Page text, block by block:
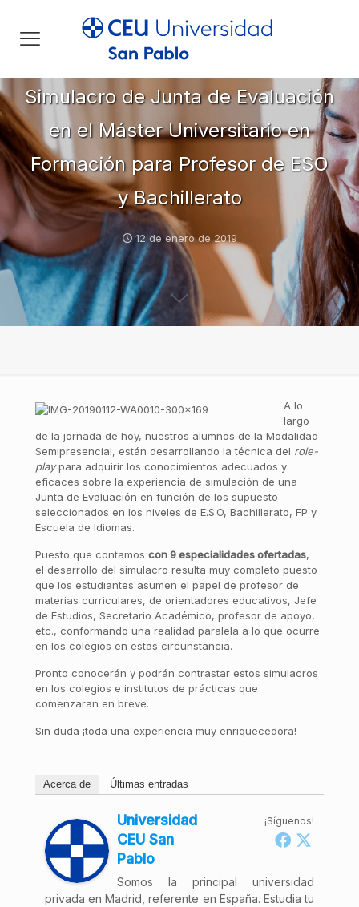
Simulacro de Junta de Evaluación
en el Máster Universitario en
Formación para Profesor de ESO
y Bachillerato
12 de enero de 2019
A lo
largo
de la jornada de hoy, nuestros alumnos de la Modalidad
Semipresencial, están desarrollando la técnica del role-
play para adquirir los conocimientos adecuados y
eficaces sobre la experiencia de simulación de una
Junta de Evaluación en función de los supuesto
seleccionados en los niveles de E.S.O, Bachillerato, FP y
Escuela de Idiomas.
Puesto que contamos con 9 especialidades ofertadas,
el desarrollo del simulacro resulta muy completo puesto
que los estudiantes asumen el papel de profesor de
materias curriculares, de orientadores educativos, Jefe
de Estudios, Secretario Académico, profesor de apoyo,
etc., conformando una realidad paralela a lo que ocurre
en los colegios en estas circunstancia.
Pronto conocerán y podrán contrastar estos simulacros
en los colegios e institutos de prácticas que
comenzaran en breve.
Sin duda ¡toda una experiencia muy enriquecedora!
Acerca de Últimas entradas
¡Síguenos!
Universidad
CEU San
Pablo
Somos la principal universidad
privada en Madrid, referente en España. Estudia tu